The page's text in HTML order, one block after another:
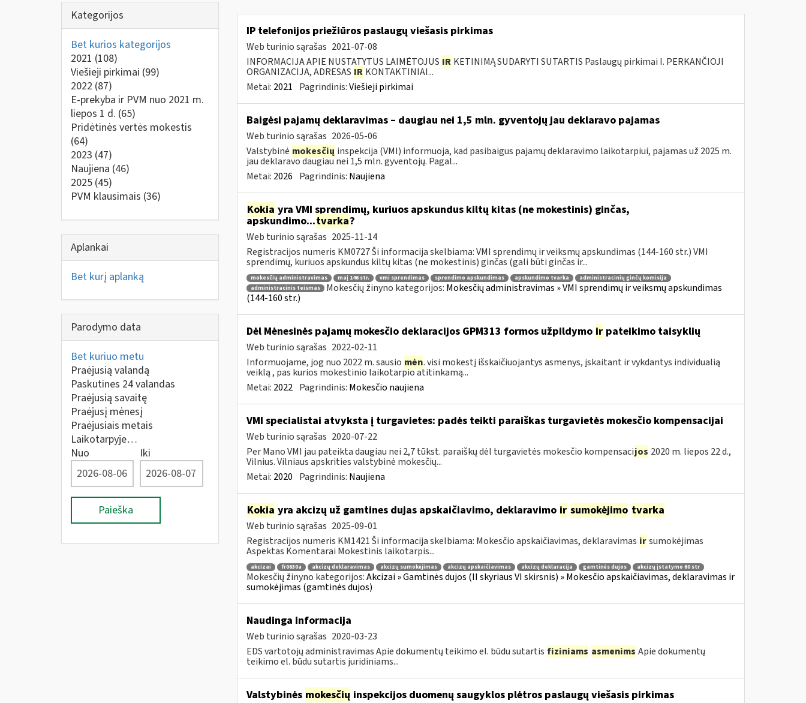
Kategorijos
Bet kurios kategorijos
2021 (108)
Viešieji pirkimai (99)
2022 (87)
E-prekyba ir PVM nuo 2021 m.
liepos 1 d. (65)
Pridėtinės vertės mokestis
(64)
2023 (47)
Naujiena (46)
2025 (45)
PVM klausimais (36)
Aplankai
Bet kurį aplanką
Parodymo data
Bet kuriuo metu
Praėjusią valandą
Paskutines 24 valandas
Praėjusią savaitę
Praėjusį mėnesį
Praėjusiais metais
Laikotarpyje…
Nuo
Iki
Paieška
IP telefonijos priežiūros paslaugų viešasis pirkimas
Web turinio sąrašas 2021-07-08
INFORMACIJA APIE NUSTATYTUS LAIMĖTOJUS IR KETINIMĄ SUDARYTI SUTARTIS Paslaugų pirkimai I. PERKANČIOJI
ORGANIZACIJA, ADRESAS IR KONTAKTINIAI...
Metai: 2021 Pagrindinis:Viešieji pirkimai
Baigėsi pajamų deklaravimas – daugiau nei 1,5 mln. gyventojų jau deklaravo pajamas
Web turinio sąrašas 2026-05-06
Valstybinė mokesčių inspekcija (VMI) informuoja, kad pasibaigus pajamų deklaravimo laikotarpiui, pajamas už 2025 m.
jau deklaravo daugiau nei 1,5 mln. gyventojų. Pagal...
Metai: 2026 Pagrindinis: Naujiena
Kokia yra VMI sprendimų, kuriuos apskundus kiltų kitas (ne mokestinis) ginčas,
apskundimo...tvarka?
Web turinio sąrašas 2025-11-14
Registracijos numeris KM0727 Ši informacija skelbiama: VMI sprendimų ir veiksmų apskundimas (144-160 str.) VMI
sprendimų, kuriuos apskundus kiltų kitas (ne mokestinis) ginčas (gali būti ginčas ir...
mokesčių administravimas maį 146 str. vmi sprendimas sprendimo apskundimas apskundimo tvarka
administracinių ginčų komisija
administracinis teismas
Mokesčių žinyno kategorijos: Mokesčių administravimas » VMI sprendimų ir veiksmų apskundimas
(144-160 str.)
Dėl Mėnesinės pajamų mokesčio deklaracijos GPM313 formos užpildymo irpateikimo taisyklių
Web turinio sąrašas 2022-02-11
Informuojame, jog nuo 2022 m. sausio mėn. visi mokestį išskaičiuojantys asmenys, įskaitant ir vykdantys individualią
veiklą , pas kurios mokestinio laikotarpio atitinkamą...
Metai: 2022 Pagrindinis: Mokesčio naujiena
VMI specialistai atvyksta į turgavietes: padės teikti paraiškas turgavietės mokesčio kompensacijai
Web turinio sąrašas 2020-07-22
Per Mano VMI jau pateikta daugiau nei 2,7 tūkst. paraiškų dėl turgavietės mokesčio kompensacijos 2020 m. liepos 22 d.,
Vilnius. Vilniaus apskrities valstybinė mokesčių...
Metai: 2020 Pagrindinis: Naujiena
Kokia yra akcizų už gamtines dujas apskaičiavimo, deklaravimo ir sumokėjimo tvarka
Web turinio sąrašas 2025-09-01
Registracijos numeris KM1421 Ši informacija skelbiama: Mokesčio apskaičiavimas, deklaravimas ir sumokėjimas
Aspektas Komentarai Mokestinis laikotarpis...
akcizai fr0630a akcizų deklaravimas akcizų sumokėjimas akcizų apskaičiavimas akcizų deklaracija gamtinės dujos akcizų įstatymo 60 str
Mokesčių žinyno kategorijos:Akcizai » Gamtinės dujos (II skyriaus VI skirsnis) » Mokesčio apskaičiavimas, deklaravimas ir
sumokėjimas (gamtinės dujos)
Naudinga informacija
Web turinio sąrašas 2020-03-23
EDS vartotojų administravimas Apie dokumentų teikimo el. būdu sutartis fiziniams asmenims Apie dokumentų
teikimo el. būdu sutartis juridiniams...
Valstybinės mokesčių inspekcijos duomenų saugyklos plėtros paslaugų viešasis pirkimas